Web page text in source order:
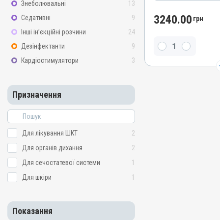
Знеболювальні
13
Седативні
9
Інші ін’єкційні розчини
24
Дезінфектанти
9
Кардіостимулятори
3
Призначення
Для лікування ШКТ
2
Для органів дихання
2
Для сечостатевої системи
1
Для шкіри
1
Показання
Лікарська форма
Водорозчинний
Так
3240.00 грн